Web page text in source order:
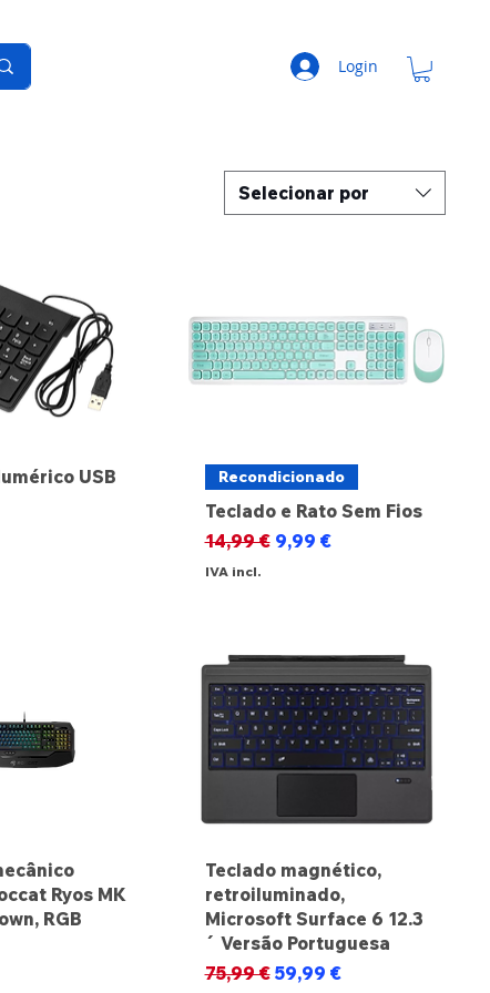
Login
Selecionar por
USB
Recondicionado
Teclado e Rato Sem Fios
Preço normal
14,99 € Preço promocional
9,99 €
IVA incl.
Ryos MK
RGB
Teclado magnético,
retroiluminado,
Microsoft Surface 6 12.3
´ Versão Portuguesa
Preço normal
75,99 € Preço promocional
59,99 €